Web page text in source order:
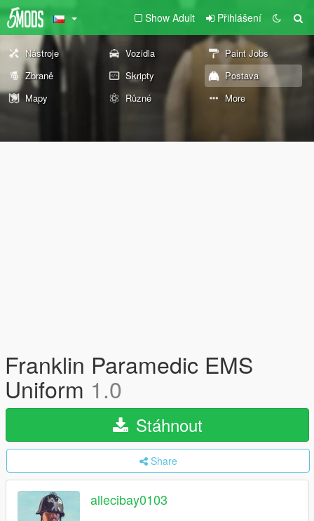
Show Adult Přihlášení
Nástroje Vozidla
Paint Jobs
Zbraně
Skripty
Postava
Mapy
Různé More
Franklin Paramedic EMS
Uniform 1.0
Stáhnout
Share
allecibay0103